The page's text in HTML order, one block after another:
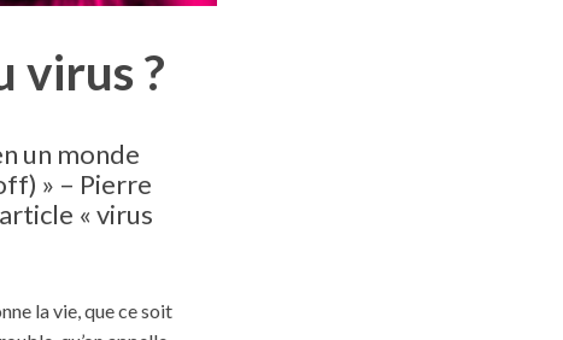
virus ?
un monde
» – Pierre
« virus
la vie, que ce soit